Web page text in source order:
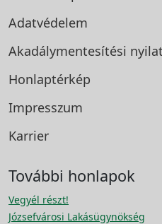
Adatvédelem
Akadálymentesítési
Honlaptérkép
Impresszum
Karrier
További honlapok
Vegyél részt!
Józsefvárosi Lakásügynökség